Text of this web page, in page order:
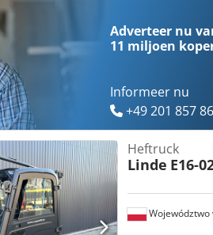
Adverteer nu
11 miljoen
Informeer nu
+49 201 857
Województwo
Heftruck
Linde E16-